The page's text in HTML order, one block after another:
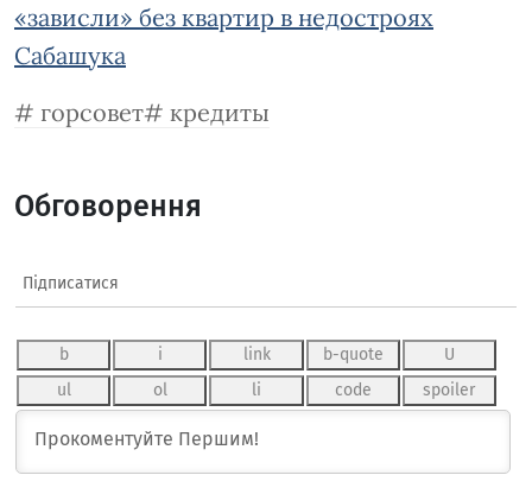
«зависли» без квартир в недостроях
Сабашука
горсовет
кредиты
Обговорення
Підписатися